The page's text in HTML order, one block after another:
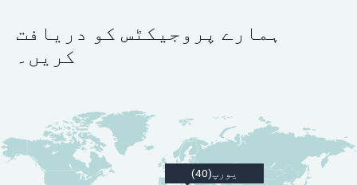
ہمارے پروجیکٹس کو دریافت
کریں۔
یورپ(40)